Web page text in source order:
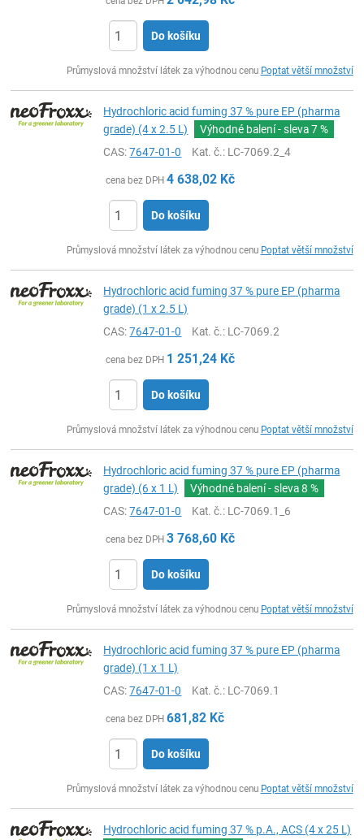
Do košíku
Průmyslová množství látek za výhodnou cenu Poptat větší množství
Hydrochloric acid fuming 37 % pure EP (pharma
grade) (4 x 2.5 L)
Výhodné balení - sleva7 %
CAS:7647-01-0 Kat. č.: LC-7069.2_4
cena bez DPH 4 638,02 Kč
Do košíku
Průmyslová množství látek za výhodnou cenu Poptat větší množství
Hydrochloric acid fuming 37 % pure EP (pharma
grade) (1 x 2.5 L)
CAS:7647-01-0 Kat. č.: LC-7069.2
cena bez DPH 1 251,24 Kč
Do košíku
Průmyslová množství látek za výhodnou cenu Poptat větší množství
Hydrochloric acid fuming 37 % pure EP (pharma
grade) (6 x 1 L)
Výhodné balení - sleva8 %
CAS:7647-01-0 Kat. č.: LC-7069.1_6
cena bez DPH 3 768,60 Kč
Do košíku
Průmyslová množství látek za výhodnou cenu Poptat větší množství
Hydrochloric acid fuming 37 % pure EP (pharma
grade) (1 x 1 L)
CAS:7647-01-0 Kat. č.: LC-7069.1
cena bez DPH 681,82 Kč
Do košíku
Průmyslová množství látek za výhodnou cenu Poptat větší množství
Hydrochloric acid fuming 37 % p.A., ACS (4 x 25 L)